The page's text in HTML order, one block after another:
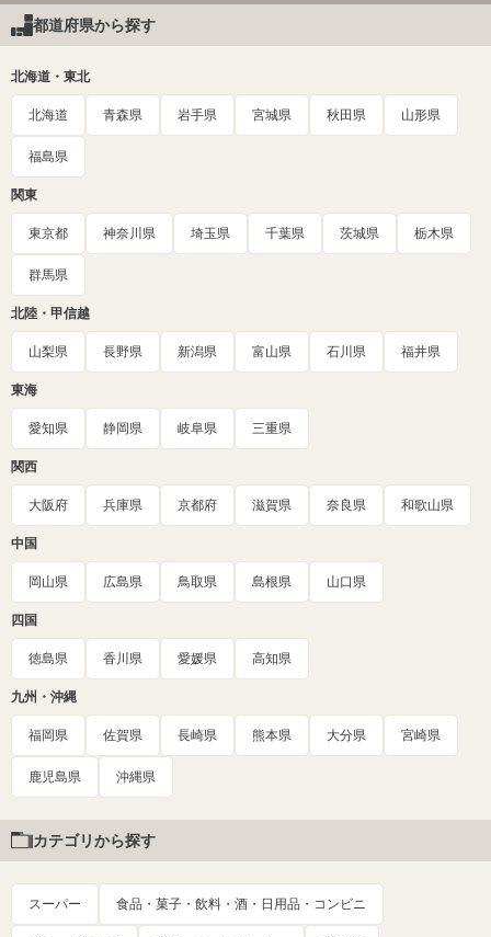
都道府県から探す
北海道・東北
北海道 青森県 岩手県 宮城県 秋田県 山形県
福島県
関東
東京都 神奈川県 埼玉県 千葉県 茨城県 栃木県
群馬県
北陸・甲信越
山梨県 長野県 新潟県 富山県 石川県 福井県
東海
愛知県 静岡県 岐阜県 三重県
関西
大阪府 兵庫県 京都府 滋賀県 奈良県 和歌山県
中国
岡山県 広島県 鳥取県 島根県 山口県
四国
徳島県 香川県 愛媛県 高知県
九州・沖縄
福岡県 佐賀県 長崎県 熊本県 大分県 宮崎県
鹿児島県 沖縄県
カテゴリから探す
スーパー 食品・菓子・飲料・酒・日用品・コンビニ